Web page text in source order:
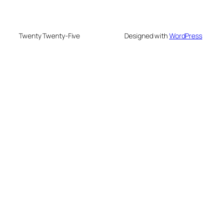
Twenty Twenty-Five Designed withWordPress